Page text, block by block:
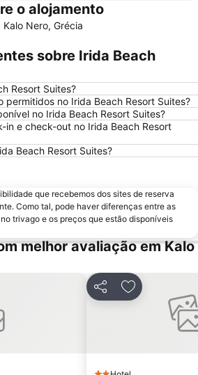
o alojamento
Nero, Grécia
sobre Irida Beach
Resort Suites?
permitidos no Irida Beach Resort Suites?
no Irida Beach Resort Suites?
in e check-out no Irida Beach Resort
Beach Resort Suites?
que recebemos dos sites de reserva
Como tal, pode haver diferenças entre as
trivago e os preços que estão disponíveis
melhor avaliação em Kalo
PartilharAdicionar